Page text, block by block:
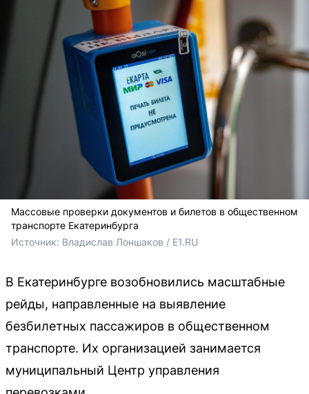
Массовые проверки документов и билетов в общественном
транспорте Екатеринбурга
Источник: Владислав Лоншаков / E1.RU
В Екатеринбурге возобновились масштабные
рейды, направленные на выявление
безбилетных пассажиров в общественном
транспорте. Их организацией занимается
муниципальный Центр управления